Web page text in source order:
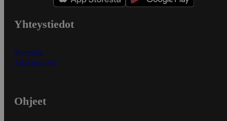
Yhteystiedot
Myymälät
Asiakaspalvelu
Ohjeet